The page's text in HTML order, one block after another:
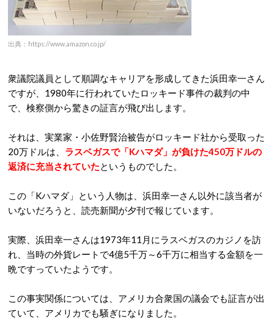
出典：https://www.amazon.co.jp/
衆議院議員として順調なキャリアを形成してきた浜田幸一さん
ですが、1980年に行われていたロッキード事件の裁判の中
で、検察側から驚きの証言が飛び出します。
それは、実業家・小佐野賢治被告がロッキード社から受取った
20万ドルは、 ラスベガスで「Kハマダ」が負けた450万ドルの
返済に充当されていたというものでした。
この「Kハマダ」という人物は、浜田幸一さん以外に該当者が
いないだろうと、読売新聞が夕刊で報じています。
実際、浜田幸一さんは1973年11月にラスベガスのカジノを訪
れ、当時の外貨レートで4億5千万～6千万に相当する金額を一
晩ですっていたようです。
この事実関係については、アメリカ合衆国の議会でも証言が出
ていて、アメリカでも騒ぎになりました。